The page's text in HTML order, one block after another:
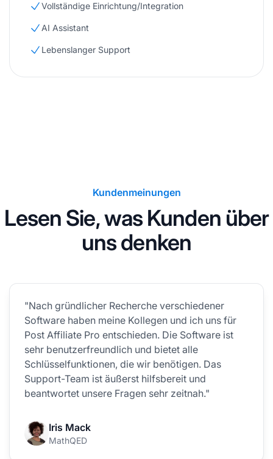
Vollständige Einrichtung/Integration
AI Assistant
Lebenslanger Support
Kundenmeinungen
Lesen Sie, was Kunden über
uns denken
"Nach gründlicher Recherche verschiedener
Software haben meine Kollegen und ich uns für
Post Affiliate Pro entschieden. Die Software ist
sehr benutzerfreundlich und bietet alle
Schlüsselfunktionen, die wir benötigen. Das
Support-Team ist äußerst hilfsbereit und
beantwortet unsere Fragen sehr zeitnah."
Iris Mack
MathQED